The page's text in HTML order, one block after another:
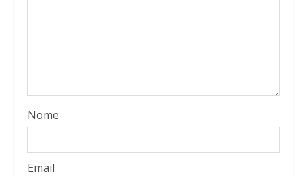
Nome
Email